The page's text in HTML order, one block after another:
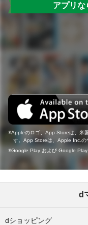
アプリな
Appleのロゴ、App Storeは、米
す。App Storeは、Apple Inc.の
Google Play および Google Play
d
dショッピング